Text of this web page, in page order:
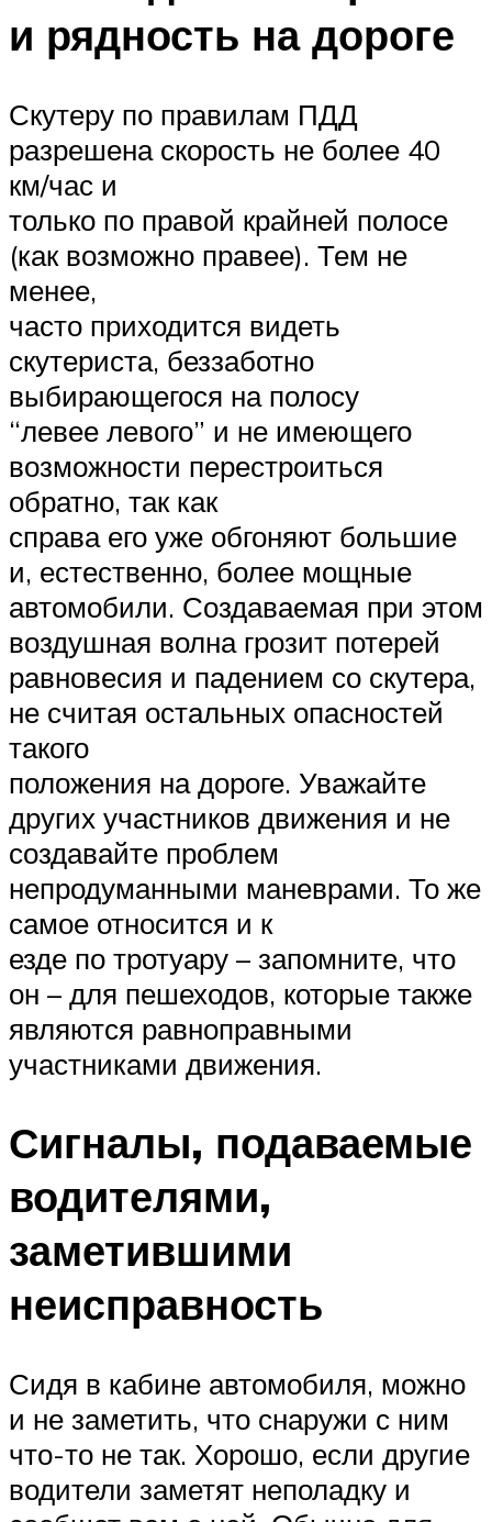
и рядность на дороге
Скутеру по правилам ПДД
разрешена скорость не более 40
км/час и
только по правой крайней полосе
(как возможно правее). Тем не
менее,
часто приходится видеть
скутериста, беззаботно
выбирающегося на полосу
“левее левого” и не имеющего
возможности перестроиться
обратно, так как
справа его уже обгоняют большие
и, естественно, более мощные
автомобили. Создаваемая при этом
воздушная волна грозит потерей
равновесия и падением со скутера,
не считая остальных опасностей
такого
положения на дороге. Уважайте
других участников движения и не
создавайте проблем
непродуманными маневрами. То же
самое относится и к
езде по тротуару – запомните, что
он – для пешеходов, которые также
являются равноправными
участниками движения.
Сигналы, подаваемые
водителями,
заметившими
неисправность
Сидя в кабине автомобиля, можно
и не заметить, что снаружи с ним
что-то не так. Хорошо, если другие
водители заметят неполадку и